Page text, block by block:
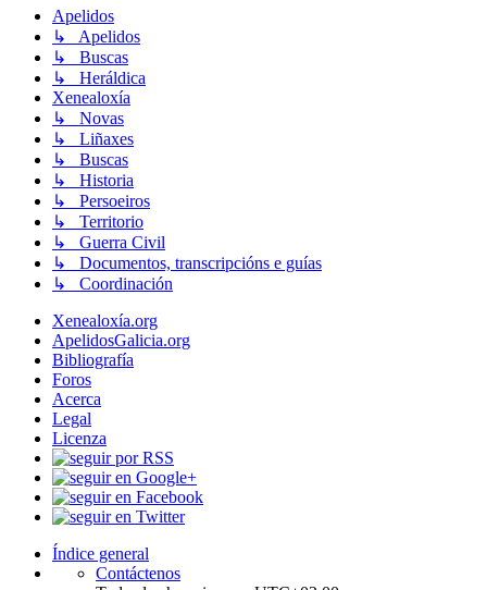
Apelidos
↳ Apelidos
↳ Buscas
↳ Heráldica
Xenealoxía
↳ Novas
↳ Liñaxes
↳ Buscas
↳ Historia
↳ Persoeiros
↳ Territorio
↳ Guerra Civil
↳ Documentos, transcripcións e guías
↳ Coordinación
Xenealoxía.org
ApelidosGalicia.org
Bibliografía
Foros
Acerca
Legal
Licenza
Índice general
Contáctenos